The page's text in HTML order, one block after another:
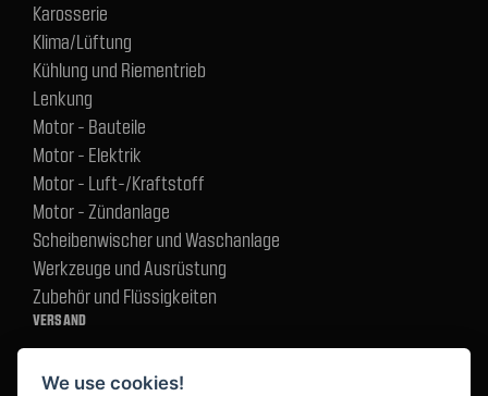
Karosserie
Klima/Lüftung
Kühlung und Riementrieb
Lenkung
Motor - Bauteile
Motor - Elektrik
Motor - Luft-/Kraftstoff
Motor - Zündanlage
Scheibenwischer und Waschanlage
Werkzeuge und Ausrüstung
Zubehör und Flüssigkeiten
VERSAND
We use cookies!